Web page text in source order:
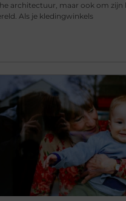
architectuur, maar ook om zijn
Als je kledingwinkels